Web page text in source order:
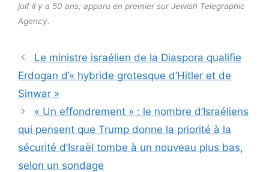
juif il y a 50 ans, apparu en premier sur Jewish Telegraphic
Agency.
Le ministre israélien de la Diaspora qualifie
Erdogan d’« hybride grotesque d’Hitler et de
Sinwar »
« Un effondrement » : le nombre d’Israéliens
qui pensent que Trump donne la priorité à la
sécurité d’Israël tombe à un nouveau plus bas,
selon un sondage